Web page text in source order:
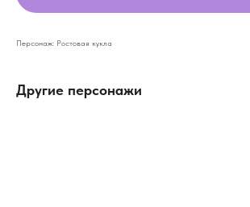
Персонаж: Ростовая кукла
Другие персонажи